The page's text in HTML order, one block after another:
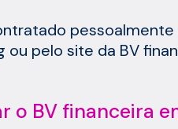
ou pelo site da BV
o BV financeira